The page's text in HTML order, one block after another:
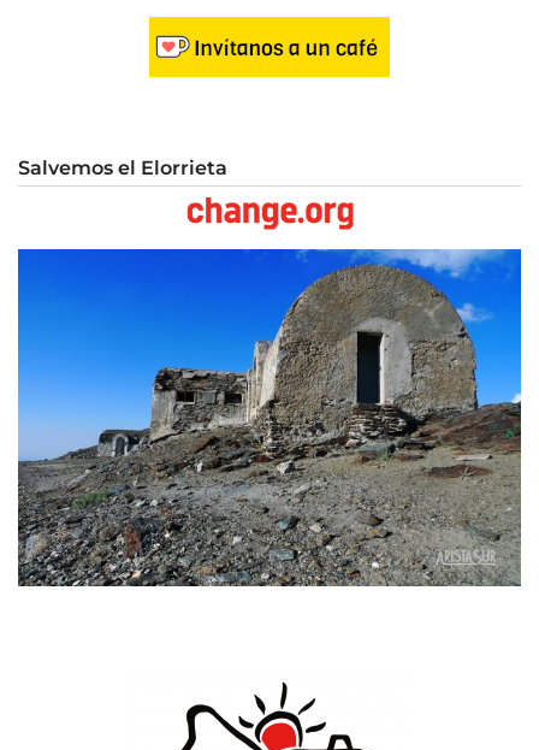
Salvemos el Elorrieta